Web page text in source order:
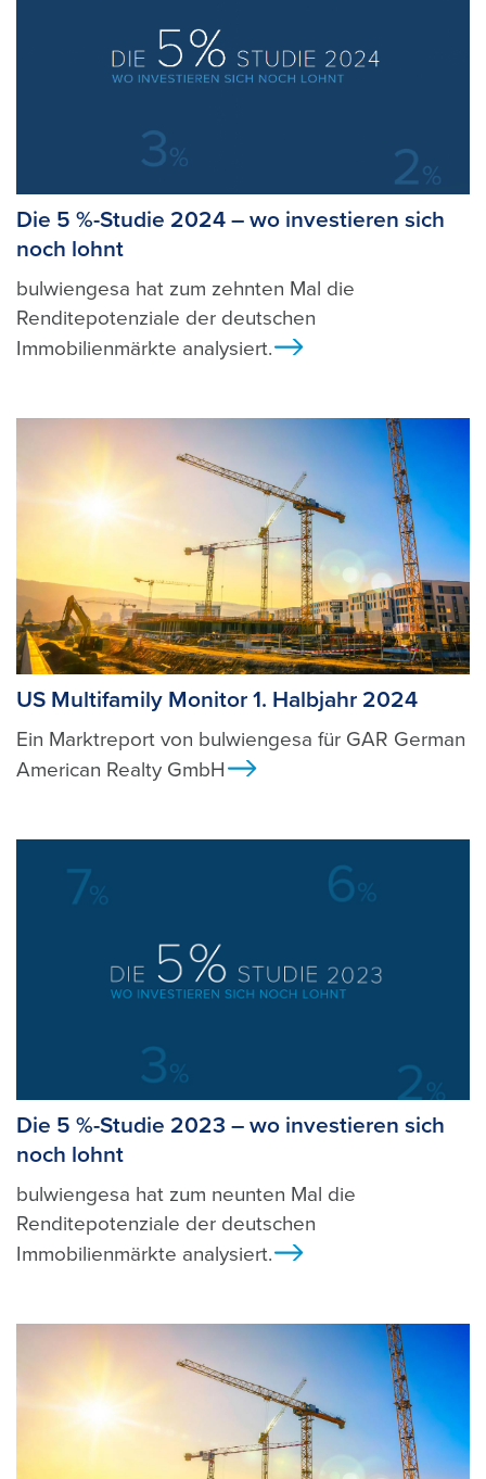
Die 5 %-Studie 2024 – wo investieren sich
noch lohnt
bulwiengesa hat zum zehnten Mal die
Renditepotenziale der deutschen
Immobilienmärkte analysiert.
US Multifamily Monitor 1. Halbjahr 2024
Ein Marktreport von bulwiengesa für GAR German
American Realty GmbH
Die 5 %-Studie 2023 – wo investieren sich
noch lohnt
bulwiengesa hat zum neunten Mal die
Renditepotenziale der deutschen
Immobilienmärkte analysiert.